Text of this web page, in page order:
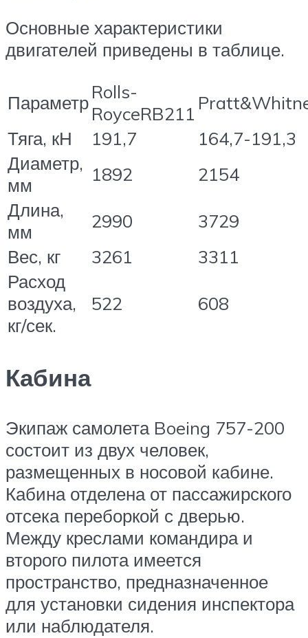
Основные характеристики
двигателей приведены в таблице.
ПараметрRolls-
RoyceRB211
Тяга, кН
191,7
164,7-191,3
Диаметр,
мм
1892
2154
Длина,
мм
2990
3729
Вес, кг
3261
3311
Расход
воздуха,
кг/сек.
522 608
Кабина
Экипаж самолета Boeing 757-200
состоит из двух человек,
размещенных в носовой кабине.
Кабина отделена от пассажирского
отсека переборкой с дверью.
Между креслами командира и
второго пилота имеется
пространство, предназначенное
для установки сидения инспектора
или наблюдателя.